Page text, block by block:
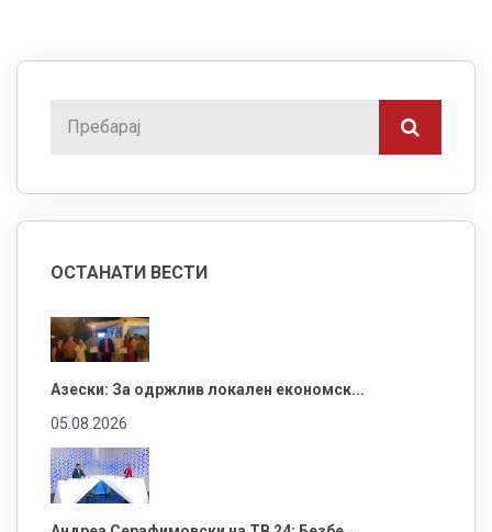
ОСТАНАТИ ВЕСТИ
Азески: За одржлив локален економск...
05.08.2026